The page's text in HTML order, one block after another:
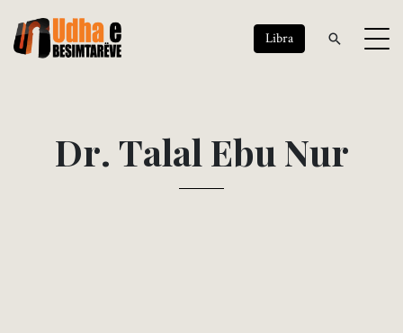
Libra
Dr. Talal Ebu Nur